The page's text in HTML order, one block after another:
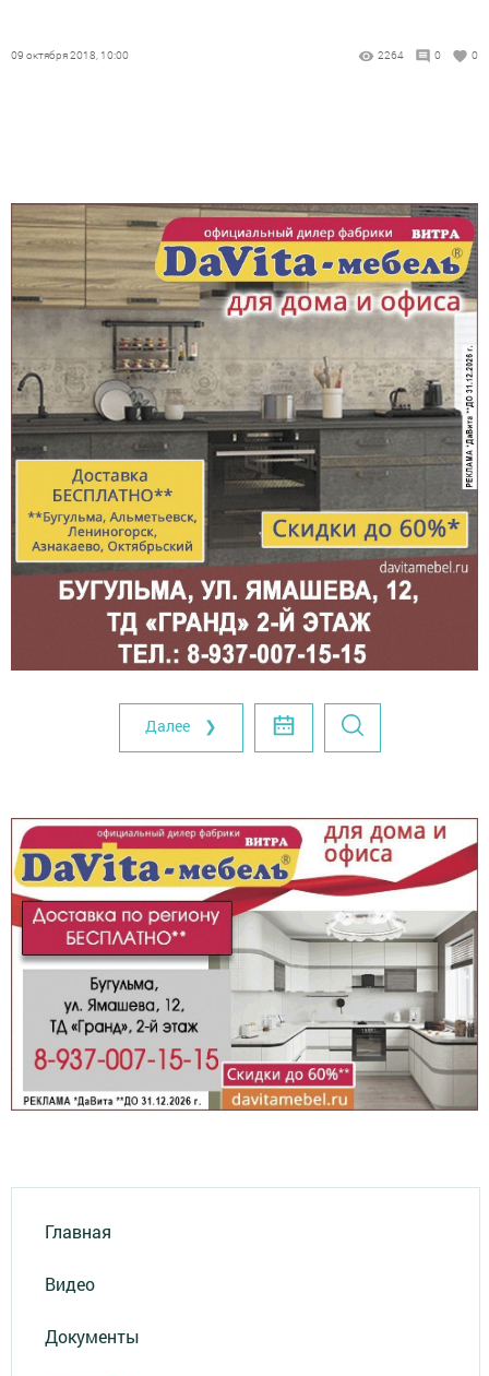
09 октября 2018, 10:00 2264 0 0
Далее ❯
Главная
Видео
Документы